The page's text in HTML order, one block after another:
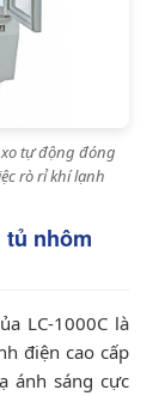
tự động đóng
rò rỉ khí lạnh
nhôm
LC-1000C là
điện cao cấp
ánh sáng cực